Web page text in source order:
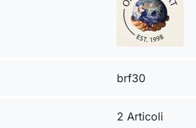
brf30
2 Articoli